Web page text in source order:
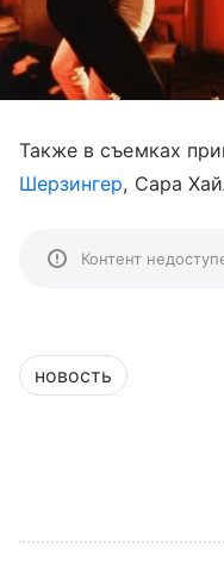
Также в съемках
Шерзингер, Сара
Контент
новость